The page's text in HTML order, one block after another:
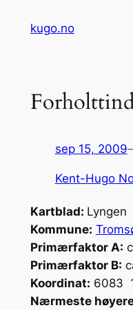
kugo.no
sep 15, 2009
Kent-Hugo
Kartblad: Lyngen
Kommune:
Primærfaktor A:
Primærfaktor B:
Koordinat: 6083
Nærmeste